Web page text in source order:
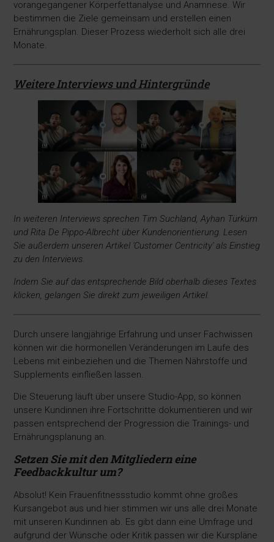
vorangegangener Körperfettanalyse und Anamnese. Wir
bestimmen die Ziele gemeinsam und erstellen einen
Ernährungsplan. Dieser Prozess wiederholt sich alle drei
Monate.
Weitere Interviews und Hintergründe
In weiteren Interviews sprechen Tim Suchland, Ayhan Türküm
und Rita De Pippo-Albrecht über Kundenorientierung. Lesen
Sie außerdem unseren Artikel 'Customer Centricity' als Einstieg
zu den Interviews.
Indem Sie auf das entsprechende Bild oberhalb dieses Textes
klicken, gelangen Sie direkt zum jeweiligen Artikel.
Durch unsere langjährige Erfahrung und unser Fachwissen
können wir die hormonellen Veränderungen im Laufe des
Lebens mit einbeziehen und die Themen Nährstoffe und
Supplements einfließen lassen.
Die Steuerung läuft über unsere Studio-App, so können
unsere Kundinnen ihre Fortschritte dokumentieren und wir
passen entsprechend der Progression die Trainings- und
Ernährungsplanung an.
Setzen Sie mit den Mitgliedern eine
Feedbackkultur um?
Absolut! Kein Frauenfitnessstudio kommt ohne großes
Kursangebot aus und hier stimmen wir uns alle drei Monate
mit unseren Kundinnen ab. Es gibt dann eine Umfrage und
aufgrund der Wünsche oder Kritik passen wir die Kurspläne